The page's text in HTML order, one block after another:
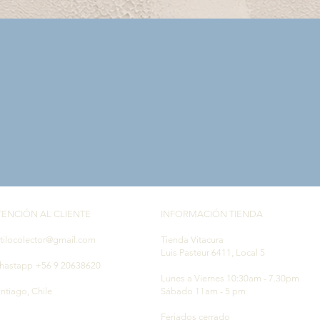
AL CLIENTE
+56 9 20638620
Chile
INFORMACIÓN TIENDA
Tienda Vitacura
Luis Pasteur 6411, Local 5
Lunes a Viernes 10:30am - 7.30pm
Sábado 11am - 5 pm
Feriados cerrado